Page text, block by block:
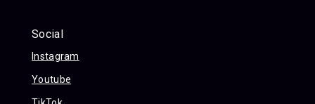
Social
Instagram
Youtube